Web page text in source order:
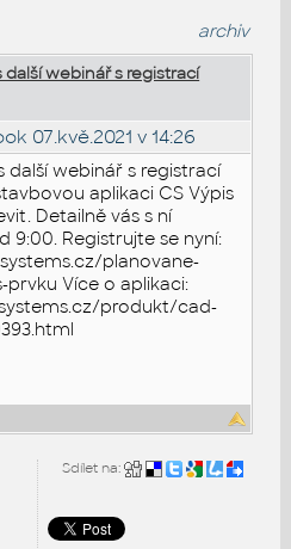
archiv
další webinář s registrací
07.kvě.2021 v 14:26
další webinář s registrací
aplikaci CS Výpis
Detailně vás s ní
9:00. Registrujte se nyní:
planovane-
Více o aplikaci:
produkt/cad-
Sdílet na: